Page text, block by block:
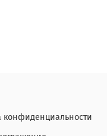
конфиденциальности